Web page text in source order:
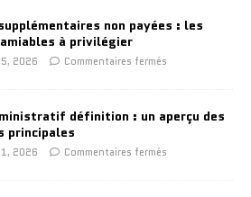
non payées : les
à privilégier
2026 Commentaires fermés
définition : un aperçu des
principales
2026 Commentaires fermés